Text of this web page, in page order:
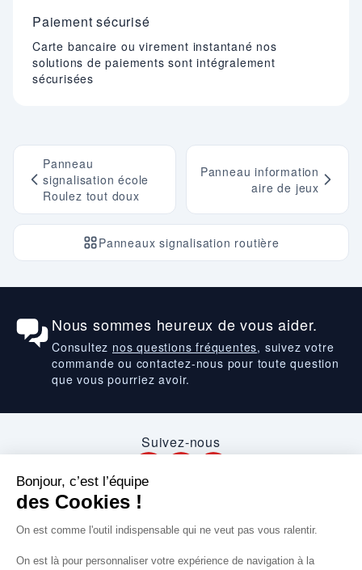
Paiement sécurisé
Carte bancaire ou virement instantané nos
solutions de paiements sont intégralement
sécurisées
Panneau
signalisation école
Roulez tout doux
Panneaux signalisation routière
Panneau information
aire de jeux
Nous sommes heureux de vous aider.
Consultez nos questions fréquentes, suivez votre
commande ou contactez-nous pour toute question
que vous pourriez avoir.
Suivez-nous
VOS SERVICES